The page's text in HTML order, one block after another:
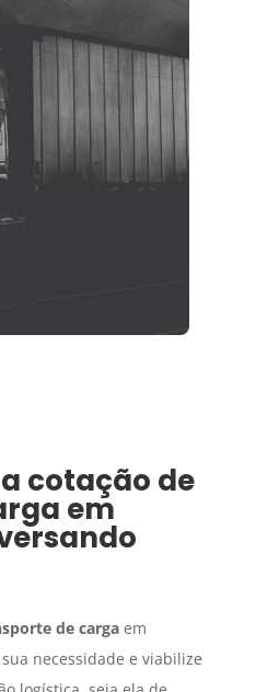
cotação de
em
de cargaem
necessidade e viabilize